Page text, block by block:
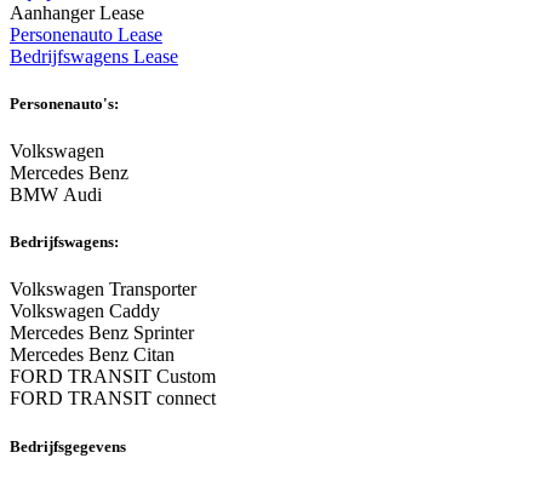
Aanhanger Lease
Personenauto Lease
Bedrijfswagens Lease
Personenauto's:
Volkswagen
Mercedes Benz
BMW Audi
Bedrijfswagens:
Volkswagen Transporter
Volkswagen Caddy
Mercedes Benz Sprinter
Mercedes Benz Citan
FORD TRANSIT Custom
FORD TRANSIT connect
Bedrijfsgegevens